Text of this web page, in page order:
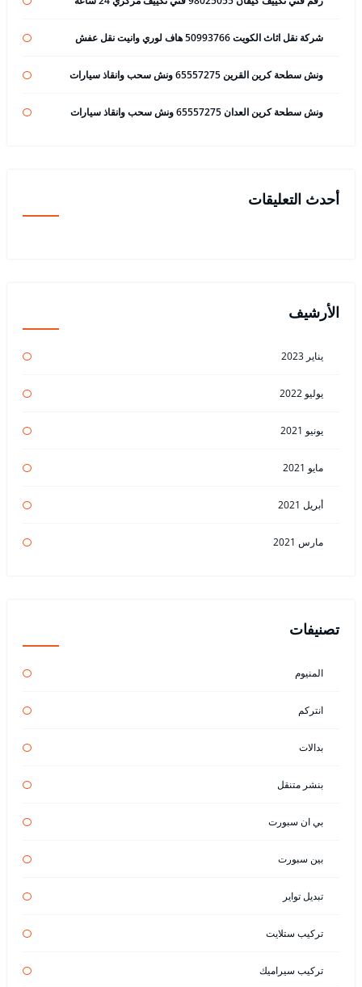
شركة نقل اثاث الكويت 50993766 هاف لوري وانيت نقل عفش
ونش سطحة كرين القرين 65557275 ونش سحب وانقاذ سيارات
ونش سطحة كرين العدان 65557275 ونش سحب وانقاذ سيارات
أحدث التعليقات
الأرشيف
يناير 2023
يوليو 2022
يونيو 2021
مايو 2021
أبريل 2021
مارس 2021
تصنيفات
المنيوم
انتركم
بدالات
بنشر متنقل
بي ان سبورت
بين سبورت
تبديل تواير
تركيب ستلايت
تركيب سيراميك